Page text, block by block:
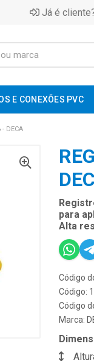
Já é
E CONEXÕES PVC
- DECA
para
Alta
Código
Código:
Código
Marca: